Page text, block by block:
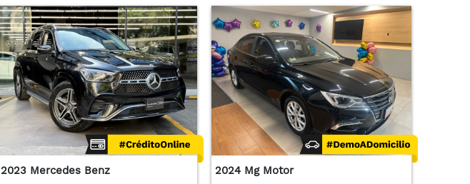
2023 Mercedes Benz 2024 Mg Motor